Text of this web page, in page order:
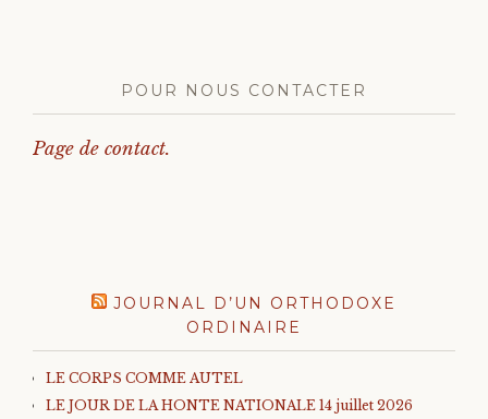
POUR NOUS CONTACTER
Page de contact.
JOURNAL D’UN ORTHODOXE
ORDINAIRE
LE CORPS COMME AUTEL
LE JOUR DE LA HONTE NATIONALE 14 juillet 2026